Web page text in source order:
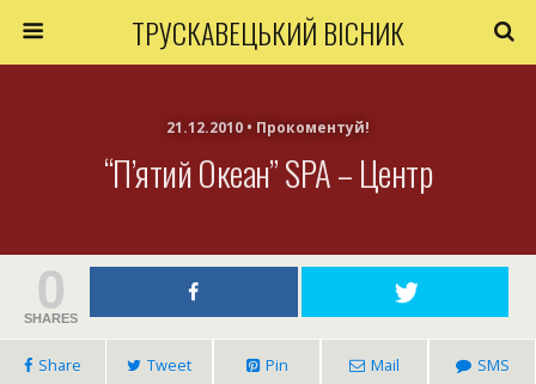
ТРУСКАВЕЦЬКИЙ ВІСНИК
21.12.2010 • Прокоментуй!
“П’ятий Океан” SPA – Центр
0
SHARES
Share Tweet Pin Mail SMS